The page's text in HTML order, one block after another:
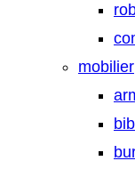
mobilier